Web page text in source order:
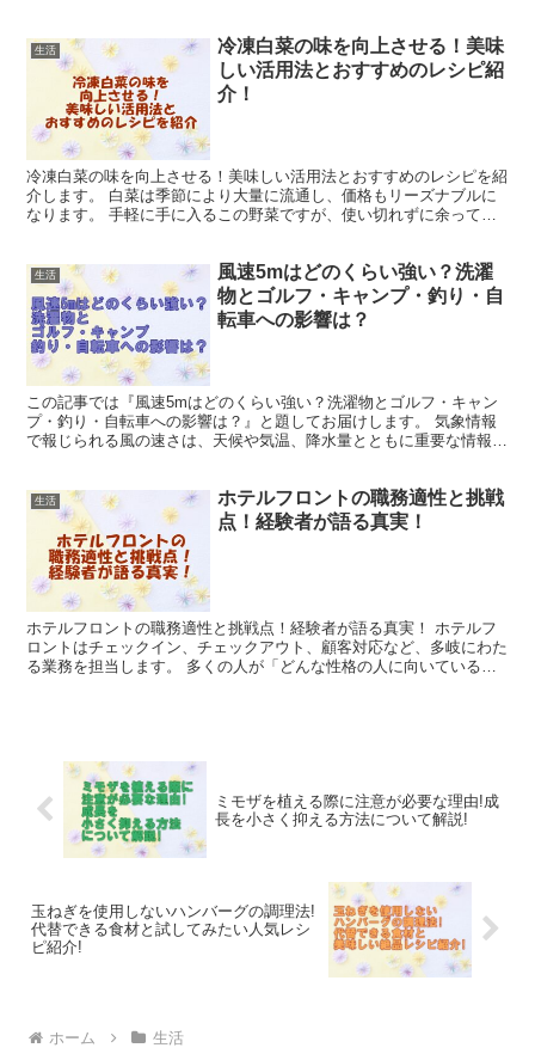
生活
冷凍白菜の味を向上させる！美味
しい活用法とおすすめのレシピ紹
介！
冷凍白菜の味を向上させる！美味しい活用法とおすすめのレシピを紹
介します。 白菜は季節により大量に流通し、価格もリーズナブルに
なります。 手軽に手に入るこの野菜ですが、使い切れずに余ってし
生活
風速5mはどのくらい強い？洗濯
物とゴルフ・キャンプ・釣り・自
転車への影響は？
この記事では『風速5mはどのくらい強い？洗濯物とゴルフ・キャン
プ・釣り・自転車への影響は？』と題してお届けします。 気象情報
で報じられる風の速さは、天候や気温、降水量とともに重要な情報で
生活
ホテルフロントの職務適性と挑戦
点！経験者が語る真実！
ホテルフロントの職務適性と挑戦点！経験者が語る真実！ ホテルフ
ロントはチェックイン、チェックアウト、顧客対応など、多岐にわた
る業務を担当します。 多くの人が「どんな性格の人に向いているの
ミモザを植える際に注意が必要な理由!成
長を小さく抑える方法について解説!
玉ねぎを使用しないハンバーグの調理法!
代替できる食材と試してみたい人気レシ
ピ紹介!
ホーム 生活